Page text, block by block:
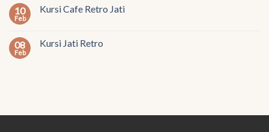
10
Feb
Kursi Cafe Retro Jati
08
Feb
Kursi Jati Retro